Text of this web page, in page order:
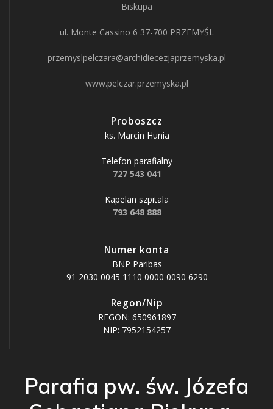
Biskupa
ul. Monte Cassino 6 37-700 PRZEMYŚL
przemyslpelczara@archidiecezjaprzemyska.pl
www.pelczar.przemyska.pl
Proboszcz
ks. Marcin Hunia
Telefon parafialny
727 543 041
Kapelan szpitala
793 648 888
Numer konta
BNP Paribas
91 2030 0045 1110 0000 0090 6290
Regon/Nip
REGON: 650961897
NIP: 7952154257
Parafia pw. św. Józefa